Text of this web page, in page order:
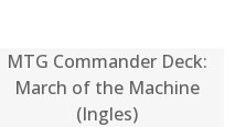
MTG Commander Deck:
March of the Machine
(Ingles)